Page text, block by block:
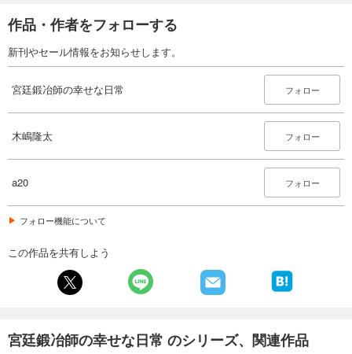
作品・作者をフォローする
新刊やセール情報をお知らせします。
宮廷鍛冶師の幸せな日常 フォロー
木嶋隆太 フォロー
a20 フォロー
フォロー機能について
この作品を共有しよう
宮廷鍛冶師の幸せな日常 のシリーズ、関連作品